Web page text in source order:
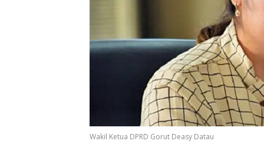
Wakil Ketua DPRD Gorut Deasy Datau